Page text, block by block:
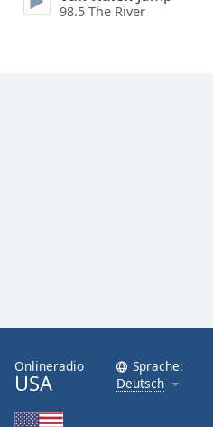
dialog
98.5 The River
Onlineradio
USA
Sprache:
Deutsch